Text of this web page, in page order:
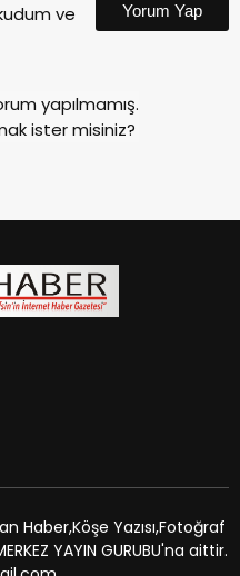
ve
Yorum Yap
yapılmamış.
ister misiniz?
olarak, tarafınıza haber,
Haber,Köşe Yazısı,Fotoğraf
YAYIN GURUBU'na aittir.